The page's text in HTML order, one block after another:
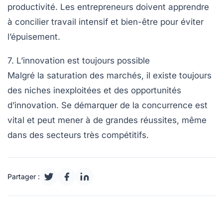
productivité. Les entrepreneurs doivent apprendre
à concilier travail intensif et bien-être pour éviter
l’épuisement.
7. L’innovation est toujours possible
Malgré la saturation des marchés, il existe toujours
des niches inexploitées et des opportunités
d’innovation. Se démarquer de la concurrence est
vital et peut mener à de grandes réussites, même
dans des secteurs très compétitifs.
Partager :